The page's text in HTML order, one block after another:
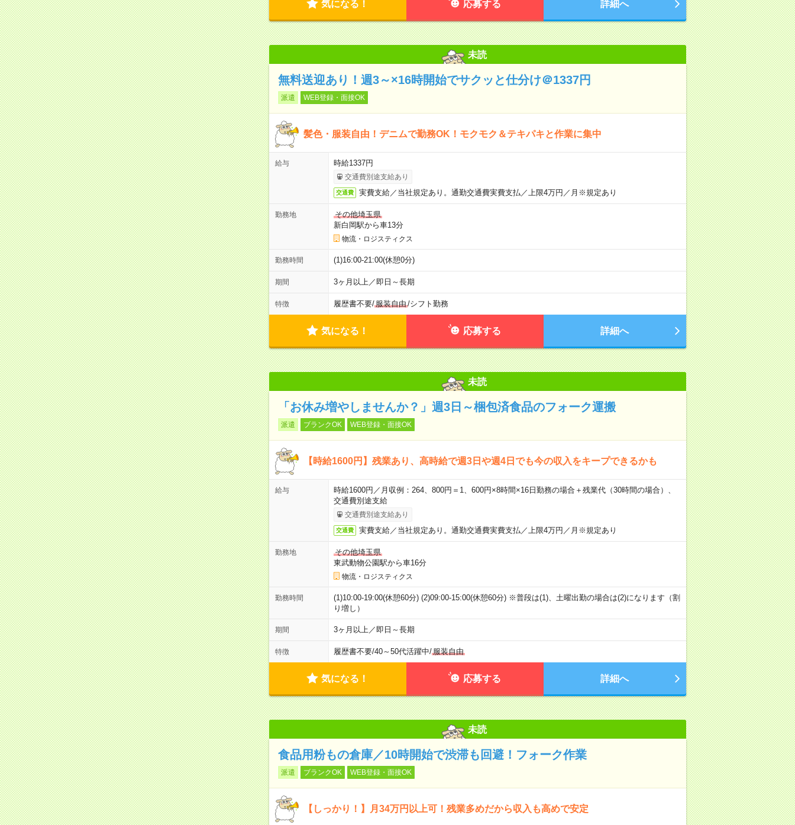
気になる！ 応募する 詳細へ
未読
無料送迎あり！週3～×16時開始でサクッと仕分け＠1337円
派遣 WEB登録・面接OK
髪色・服装自由！デニムで勤務OK！モクモク＆テキパキと作業に集中
給与 時給1337円
交通費別途支給あり
交通費 実費支給／当社規定あり。通勤交通費実費支払／上限4万円／月※規定あり
勤務地
その他埼玉県
新白岡駅から車13分
物流・ロジスティクス
勤務時間 (1)16:00-21:00(休憩0分)
期間 3ヶ月以上／即日～長期
特徴 履歴書不要/服装自由/シフト勤務
気になる！ 応募する 詳細へ
未読
「お休み増やしませんか？」週3日～梱包済食品のフォーク運搬
派遣 ブランクOK WEB登録・面接OK
【時給1600円】残業あり、高時給で週3日や週4日でも今の収入をキープできるかも
給与
時給1600円／月収例：264、800円＝1、600円×8時間×16日勤務の場合＋残業代（30時間の場合）、
交通費別途支給
交通費別途支給あり
交通費 実費支給／当社規定あり。通勤交通費実費支払／上限4万円／月※規定あり
勤務地
その他埼玉県
東武動物公園駅から車16分
物流・ロジスティクス
勤務時間
(1)10:00-19:00(休憩60分) (2)09:00-15:00(休憩60分) ※普段は(1)、土曜出勤の場合は(2)になります（割
り増し）
期間 3ヶ月以上／即日～長期
特徴 履歴書不要/40～50代活躍中/服装自由
気になる！ 応募する 詳細へ
未読
食品用粉もの倉庫／10時開始で渋滞も回避！フォーク作業
派遣 ブランクOK WEB登録・面接OK
【しっかり！】月34万円以上可！残業多めだから収入も高めで安定